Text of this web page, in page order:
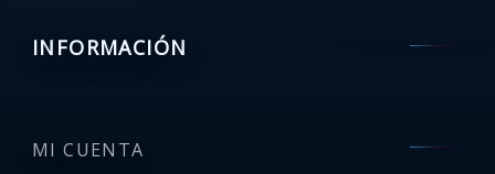
INFORMACIÓN
MI CUENTA